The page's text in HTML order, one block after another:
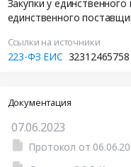
Закупки у
единственного
Ссылки на источники
223-ФЗ ЕИС 32312465758
Документация
07.06.2023
Протокол от